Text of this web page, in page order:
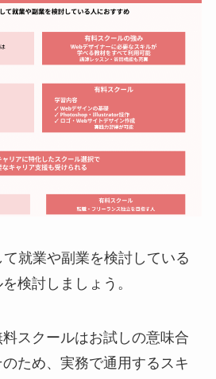
就業や副業を検討している
検討しましょう。
スクールはお試しの意味合
ため、実務で通用するスキ